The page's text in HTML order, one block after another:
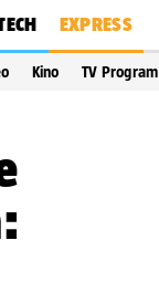
EXPRESS
Kino TV Program